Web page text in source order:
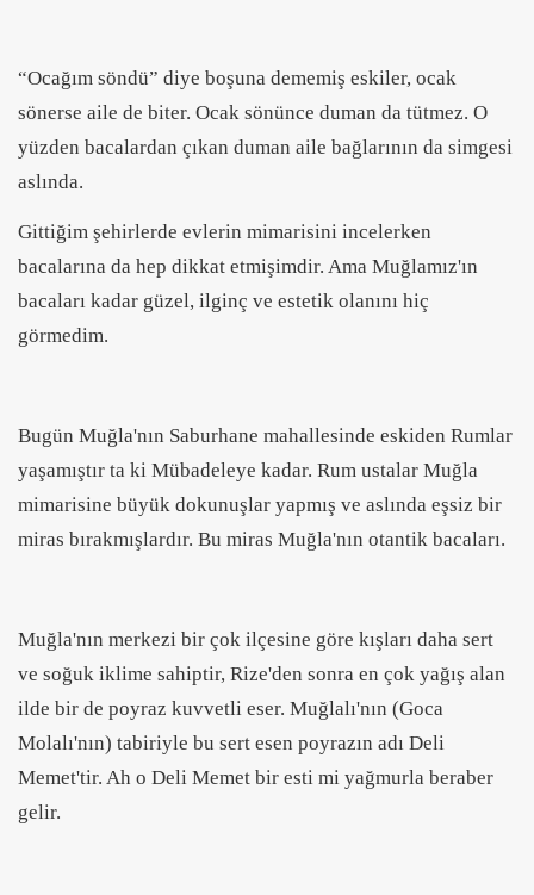
“Ocağım söndü” diye boşuna dememiş eskiler, ocak
sönerse aile de biter. Ocak sönünce duman da tütmez. O
yüzden bacalardan çıkan duman aile bağlarının da simgesi
aslında.
Gittiğim şehirlerde evlerin mimarisini incelerken
bacalarına da hep dikkat etmişimdir. Ama Muğlamız'ın
bacaları kadar güzel, ilginç ve estetik olanını hiç
görmedim.
Bugün Muğla'nın Saburhane mahallesinde eskiden Rumlar
yaşamıştır ta ki Mübadeleye kadar. Rum ustalar Muğla
mimarisine büyük dokunuşlar yapmış ve aslında eşsiz bir
miras bırakmışlardır. Bu miras Muğla'nın otantik bacaları.
Muğla'nın merkezi bir çok ilçesine göre kışları daha sert
ve soğuk iklime sahiptir, Rize'den sonra en çok yağış alan
ilde bir de poyraz kuvvetli eser. Muğlalı'nın (Goca
Molalı'nın) tabiriyle bu sert esen poyrazın adı Deli
Memet'tir. Ah o Deli Memet bir esti mi yağmurla beraber
gelir.